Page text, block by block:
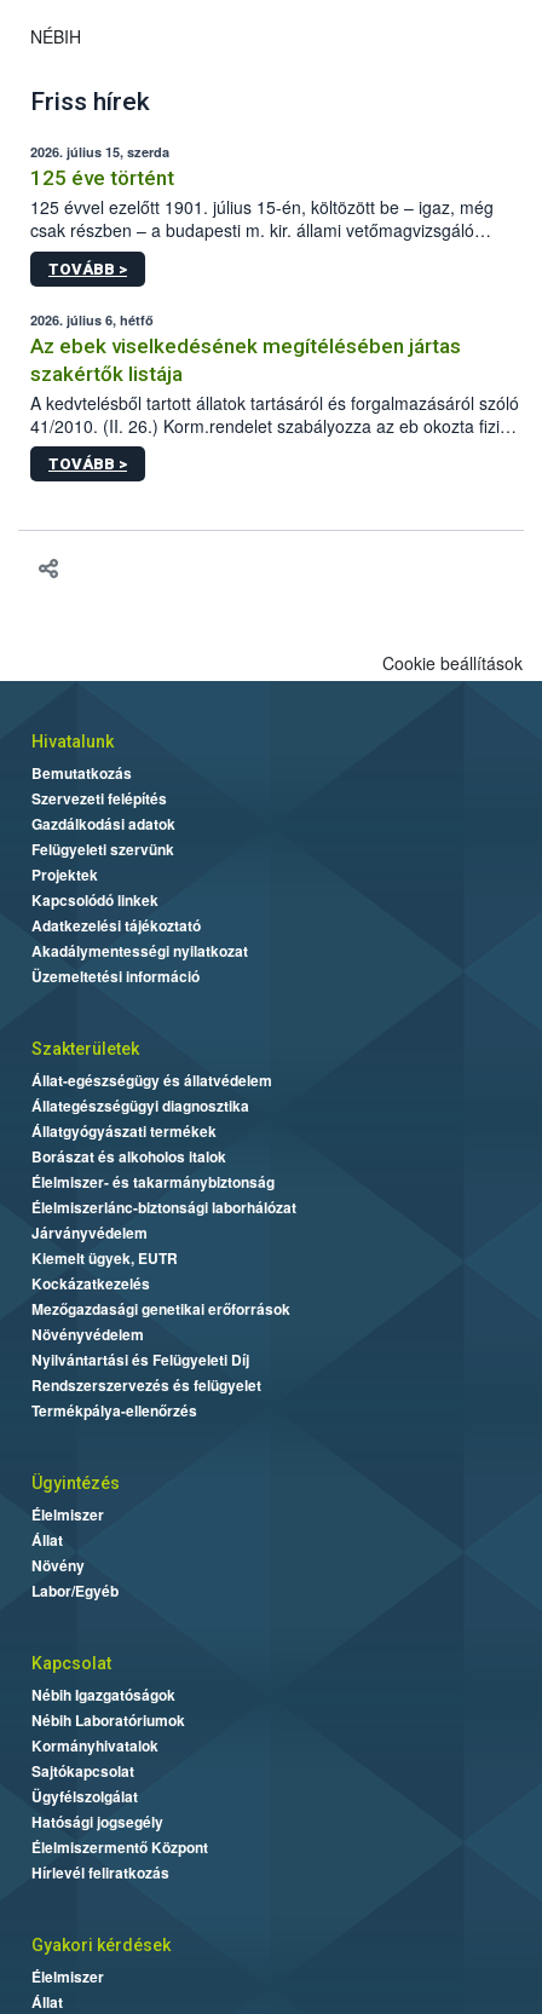
NÉBIH
Friss hírek
2026. július 15, szerda
125 éve történt
125 évvel ezelőtt 1901. július 15-én, költözött be – igaz, még
csak részben – a budapesti m. kir. állami vetőmagvizsgáló
állomás a Kis Rókus utca 15. szám alatti, Czigler Győző által
tervezett új épületébe.
TOVÁBB >
2026. július 6, hétfő
Az ebek viselkedésének megítélésében jártas
szakértők listája
A kedvtelésből tartott állatok tartásáról és forgalmazásáról szóló
41/2010. (II. 26.) Korm.rendelet szabályozza az eb okozta fizikai
sérülés, illetve ennek veszélye keletkezésekor felmerülő
hatósági feladatokat, valamint a veszélyes eb tartását és annak
TOVÁBB >
Cookie beállítások
Hivatalunk
Bemutatkozás
Szervezeti felépítés
Gazdálkodási adatok
Felügyeleti szervünk
Projektek
Kapcsolódó linkek
Adatkezelési tájékoztató
Akadálymentességi nyilatkozat
Üzemeltetési információ
Szakterületek
Állat-egészségügy és állatvédelem
Állategészségügyi diagnosztika
Állatgyógyászati termékek
Borászat és alkoholos italok
Élelmiszer- és takarmánybiztonság
Élelmiszerlánc-biztonsági laborhálózat
Járványvédelem
Kiemelt ügyek, EUTR
Kockázatkezelés
Mezőgazdasági genetikai erőforrások
Növényvédelem
Nyilvántartási és Felügyeleti Díj
Rendszerszervezés és felügyelet
Termékpálya-ellenőrzés
Ügyintézés
Élelmiszer
Állat
Növény
Labor/Egyéb
Kapcsolat
Nébih Igazgatóságok
Nébih Laboratóriumok
Kormányhivatalok
Sajtókapcsolat
Ügyfélszolgálat
Hatósági jogsegély
Élelmiszermentő Központ
Hírlevél feliratkozás
Gyakori kérdések
Élelmiszer
Állat